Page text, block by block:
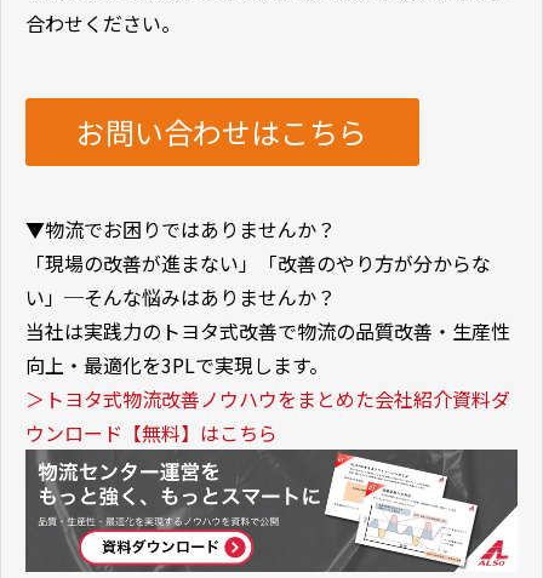
合わせください。
お問い合わせはこちら
▼物流でお困りではありませんか？
「現場の改善が進まない」「改善のやり方が分からな
い」─そんな悩みはありませんか？
当社は実践力のトヨタ式改善で物流の品質改善・生産性
向上・最適化を3PLで実現します。
＞トヨタ式物流改善ノウハウをまとめた会社紹介資料ダ
ウンロード【無料】はこちら